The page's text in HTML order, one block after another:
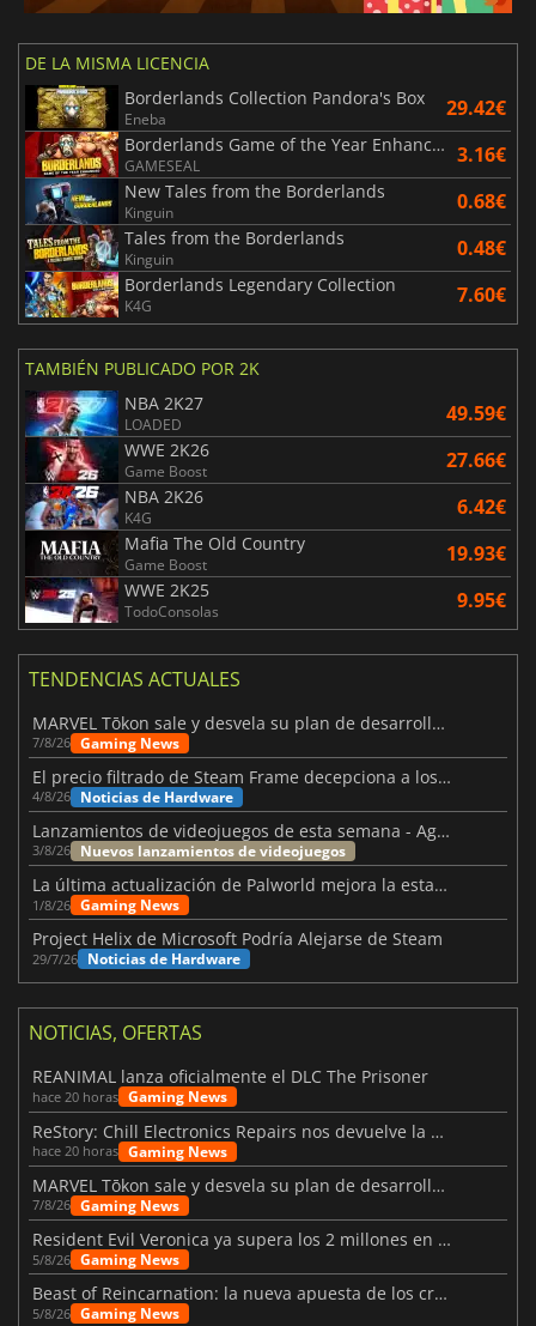
DE LA MISMA LICENCIA
Borderlands Collection Pandora's Box
Eneba 29.42€
Borderlands Game of the Year Enhanced
GAMESEAL 3.16€
New Tales from the Borderlands
Kinguin 0.68€
Tales from the Borderlands
Kinguin 0.48€
Borderlands Legendary Collection
K4G 7.60€
TAMBIÉN PUBLICADO POR 2K
NBA 2K27
LOADED 49.59€
WWE 2K26
Game Boost 27.66€
NBA 2K26
K4G 6.42€
Mafia The Old Country
Game Boost 19.93€
WWE 2K25
TodoConsolas 9.95€
TENDENCIAS ACTUALES
MARVEL Tōkon sale y desvela su plan de desarrollo para el primer año
7/8/26 Gaming News
El precio filtrado de Steam Frame decepciona a los usuarios
4/8/26 Noticias de Hardware
Lanzamientos de videojuegos de esta semana - Agosto de 2026 (semana 32)
3/8/26 Nuevos lanzamientos de videojuegos
La última actualización de Palworld mejora la estabilidad
1/8/26 Gaming News
Project Helix de Microsoft Podría Alejarse de Steam
29/7/26 Noticias de Hardware
NOTICIAS, OFERTAS
REANIMAL lanza oficialmente el DLC The Prisoner
hace 20 horas Gaming News
ReStory: Chill Electronics Repairs nos devuelve la nostalgia de los 2000
hace 20 horas Gaming News
MARVEL Tōkon sale y desvela su plan de desarrollo para el primer año
7/8/26 Gaming News
Resident Evil Veronica ya supera los 2 millones en listas de deseados
5/8/26 Gaming News
Beast of Reincarnation: la nueva apuesta de los creadores de Pokémon
5/8/26 Gaming News